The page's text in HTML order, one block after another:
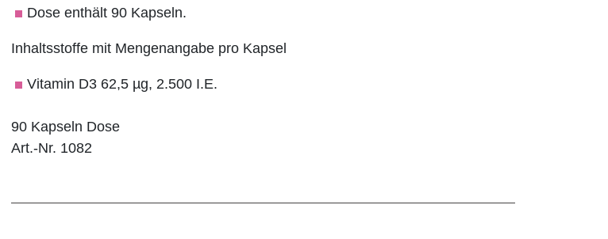
Dose enthält 90 Kapseln.
Inhaltsstoffe mit Mengenangabe pro Kapsel
Vitamin D3 62,5 µg, 2.500 I.E.
90 Kapseln Dose
Art.-Nr. 1082